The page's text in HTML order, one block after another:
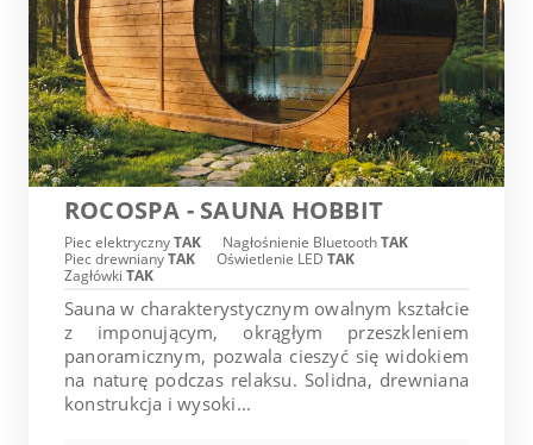
ROCOSPA - SAUNA HOBBIT
Piec elektrycznyTAK Nagłośnienie BluetoothTAK
Piec drewnianyTAK Oświetlenie LED TAK
Zagłówki TAK
Sauna w charakterystycznym owalnym kształcie
z imponującym, okrągłym przeszkleniem
panoramicznym, pozwala cieszyć się widokiem
na naturę podczas relaksu. Solidna, drewniana
konstrukcja i wysoki...